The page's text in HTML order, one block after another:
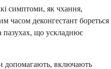
симптоми, як чхання,
часом деконгестант бореться
пазухах, що ускладнює
допомагають, включають